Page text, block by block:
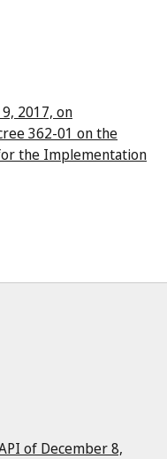
2017, on
362-01 on the
the Implementation
of December 8,